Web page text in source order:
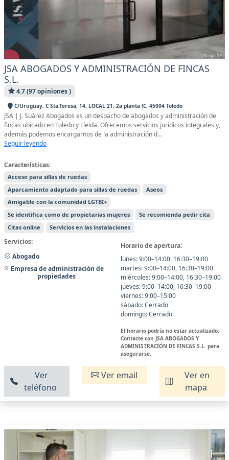
JSA ABOGADOS Y ADMINISTRACIÓN DE FINCAS
S.L.
4.7 (97 opiniones )
C/Uruguay, C Sta.Teresa, 14, LOCAL 21, 2a planta (C, 45004 Toledo
JSA | J. Suárez Abogados es un despacho de abogados y administración de
fincas ubicado en Toledo y Lleida. Ofrecemos servicios jurídicos integrales y,
además podemos encargarnos de la administración d...
Seguir leyendo
Características:
Acceso para sillas de ruedas
Aparcamiento adaptado para sillas de ruedas
Aseos
Amigable con la comunidad LGTBI+
Se identifica como de propietarias mujeres
Se recomienda pedir cita
Citas online
Servicios en las instalaciones
Servicios:
Abogado
Empresa de administración de
propiedades
Horario de apertura:
lunes: 9:00–14:00, 16:30–19:00
martes: 9:00–14:00, 16:30–19:00
miércoles: 9:00–14:00, 16:30–19:00
jueves: 9:00–14:00, 16:30–19:00
viernes: 9:00–15:00
sábado: Cerrado
domingo: Cerrado
El horario podría no estar actualizado.
Contacte con JSA ABOGADOS Y
ADMINISTRACIÓN DE FINCAS S.L. para
asegurarse.
Ver
teléfono
Ver email
Ver en
mapa